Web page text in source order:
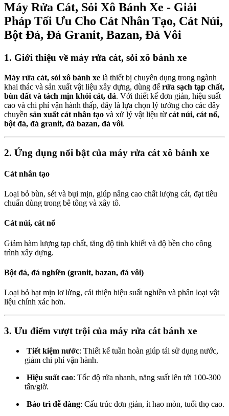
Máy Rửa Cát, Sỏi Xô Bánh Xe - Giải
Pháp Tối Ưu Cho Cát Nhân Tạo, Cát Núi,
Bột Đá, Đá Granit, Bazan, Đá Vôi
1. Giới thiệu về máy rửa cát, sỏi xô bánh xe
Máy rửa cát, sỏi xô bánh xe là thiết bị chuyên dụng trong ngành
khai thác và sản xuất vật liệu xây dựng, dùng để rửa sạch tạp chất,
bùn đất và tách mịn khỏi cát, đá. Với thiết kế đơn giản, hiệu suất
cao và chi phí vận hành thấp, đây là lựa chọn lý tưởng cho các dây
chuyền sản xuất cát nhân tạo và xử lý vật liệu từ cát núi, cát nổ,
bột đá, đá granit, đá bazan, đá vôi.
2. Ứng dụng nổi bật của máy rửa cát xô bánh xe
Cát nhân tạo
Loại bỏ bùn, sét và bụi mịn, giúp nâng cao chất lượng cát, đạt tiêu
chuẩn dùng trong bê tông và xây tô.
Cát núi, cát nổ
Giảm hàm lượng tạp chất, tăng độ tinh khiết và độ bền cho công
trình xây dựng.
Bột đá, đá nghiền (granit, bazan, đá vôi)
Loại bỏ hạt mịn lơ lửng, cải thiện hiệu suất nghiền và phân loại vật
liệu chính xác hơn.
3. Ưu điểm vượt trội của máy rửa cát bánh xe
Tiết kiệm nước: Thiết kế tuần hoàn giúp tái sử dụng nước,
giảm chi phí vận hành.
Hiệu suất cao: Tốc độ rửa nhanh, năng suất lên tới 100-300
tấn/giờ.
Bảo trì dễ dàng: Cấu trúc đơn giản, ít hao mòn, tuổi thọ cao.